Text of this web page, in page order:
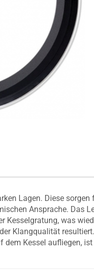
Lagen. Diese
Ansprache. Das
Kesselgratung, was
Klangqualität
Kessel aufliegen,